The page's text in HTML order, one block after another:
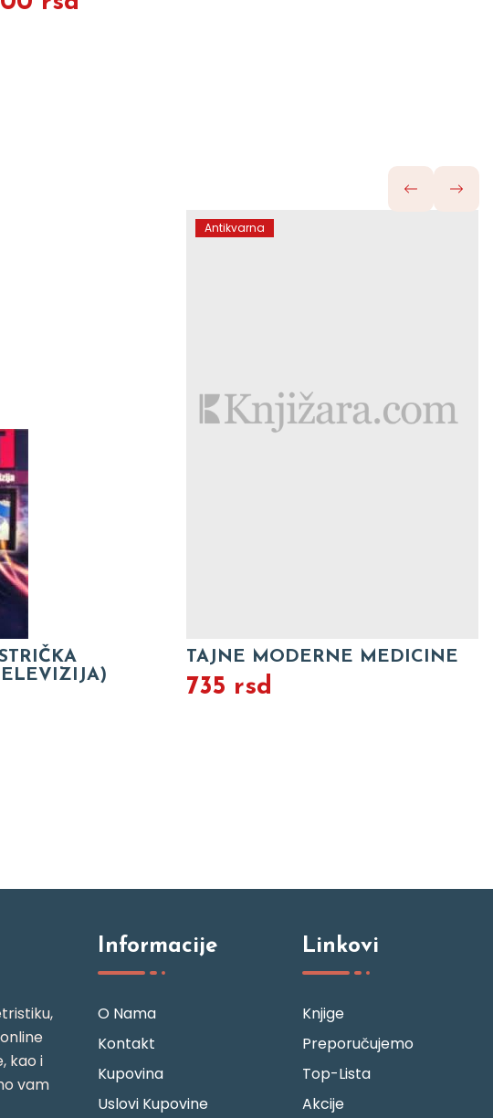
Antikvarna
TAJNE MODERNE MEDICINE
735 rsd
kao i
vam
Informacije
O Nama
Kontakt
Kupovina
Uslovi Kupovine
Linkovi
Knjige
Preporučujemo
Top-Lista
Akcije